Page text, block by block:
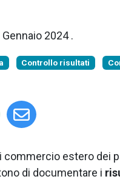
Gennaio 2024.
Controllo risultati
estero dei
di documentare i